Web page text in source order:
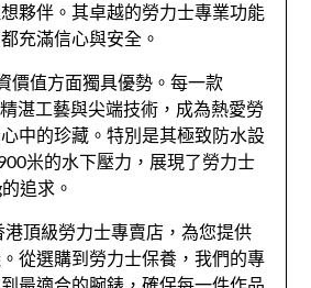
夥伴。其卓越的勞力士專業功能
充滿信心與安全。
價值方面獨具優勢。每一款
湛工藝與尖端技術，成為熱愛勞
中的珍藏。特別是其極致防水設
米的水下壓力，展現了勞力士
追求。
港頂級勞力士專賣店，為您提供
從選購到勞力士保養，我們的專